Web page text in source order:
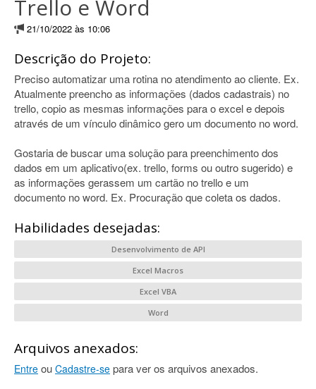
Trello e Word
21/10/2022 às 10:06
Descrição do Projeto:
Preciso automatizar uma rotina no atendimento ao cliente. Ex.
Atualmente preencho as informações (dados cadastrais) no
trello, copio as mesmas informações para o excel e depois
através de um vínculo dinâmico gero um documento no word.
Gostaria de buscar uma solução para preenchimento dos
dados em um aplicativo(ex. trello, forms ou outro sugerido) e
as informações gerassem um cartão no trello e um
documento no word. Ex. Procuração que coleta os dados.
Habilidades desejadas:
Desenvolvimento de API
Excel Macros
Excel VBA
Word
Arquivos anexados:
Entre ou Cadastre-se para ver os arquivos anexados.